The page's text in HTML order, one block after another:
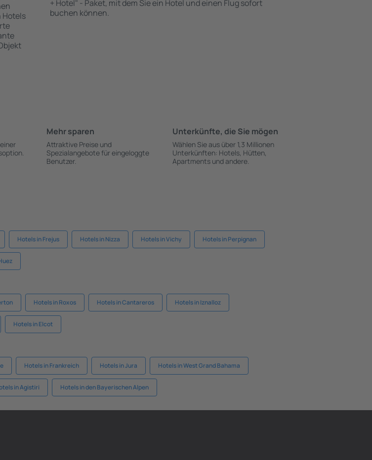
Hotels
+ Hotel" - Paket, mit dem Sie ein Hotel und einen Flug sofort
buchen können.
Mehr sparen
Attraktive Preise und
Spezialangebote für eingeloggte
Benutzer.
Unterkünfte, die Sie mögen
Wählen Sie aus über 1,3 Millionen
Unterkünften: Hotels, Hütten,
Apartments und andere.
Hotels in Frejus Hotels in Nizza Hotels in Vichy Hotels in Perpignan
Hotels in Roxos Hotels in Cantareros Hotels in Iznalloz
Hotels in Elcot
Hotels in Frankreich Hotels in Jura Hotels in West Grand Bahama
in Agistiri Hotels in den Bayerischen Alpen